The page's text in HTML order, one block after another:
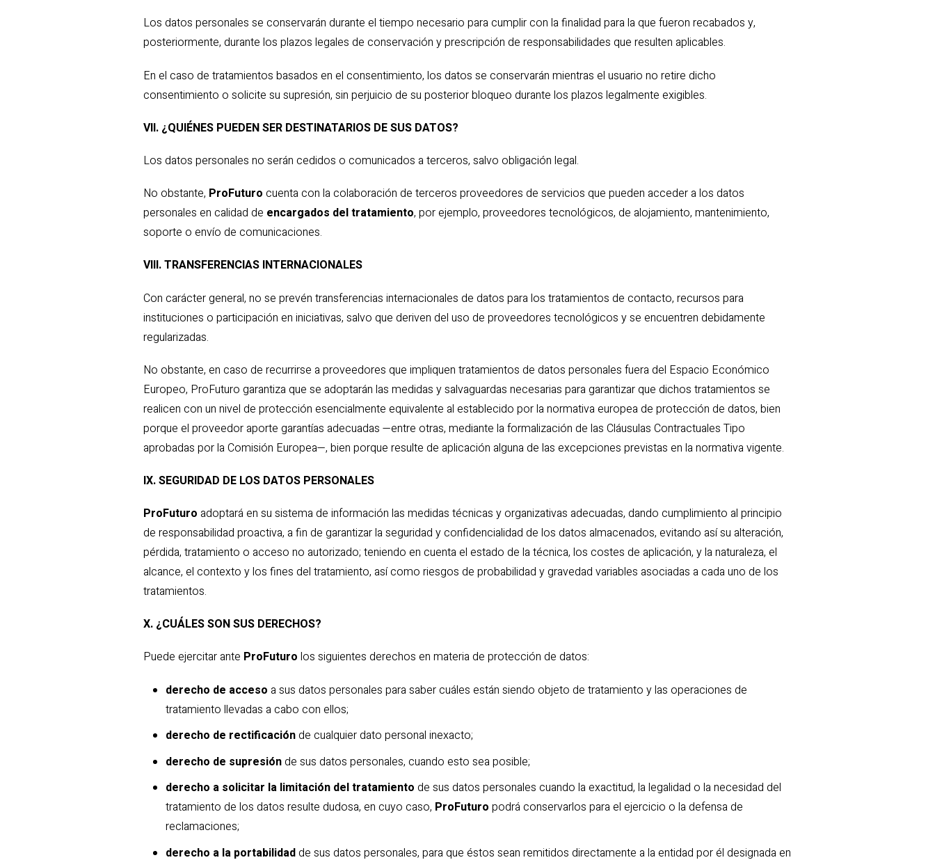
Los datos personales se conservarán durante el tiempo necesario para cumplir con la finalidad para la que fueron recabados y,
posteriormente, durante los plazos legales de conservación y prescripción de responsabilidades que resulten aplicables.
En el caso de tratamientos basados en el consentimiento, los datos se conservarán mientras el usuario no retire dicho
consentimiento o solicite su supresión, sin perjuicio de su posterior bloqueo durante los plazos legalmente exigibles.
VII. ¿QUIÉNES PUEDEN SER DESTINATARIOS DE SUS DATOS?
Los datos personales no serán cedidos o comunicados a terceros, salvo obligación legal.
No obstante, ProFuturo cuenta con la colaboración de terceros proveedores de servicios que pueden acceder a los datos
personales en calidad de encargados del tratamiento, por ejemplo, proveedores tecnológicos, de alojamiento, mantenimiento,
soporte o envío de comunicaciones.
VIII. TRANSFERENCIAS INTERNACIONALES
Con carácter general, no se prevén transferencias internacionales de datos para los tratamientos de contacto, recursos para
instituciones o participación en iniciativas, salvo que deriven del uso de proveedores tecnológicos y se encuentren debidamente
regularizadas.
No obstante, en caso de recurrirse a proveedores que impliquen tratamientos de datos personales fuera del Espacio Económico
Europeo, ProFuturo garantiza que se adoptarán las medidas y salvaguardas necesarias para garantizar que dichos tratamientos se
realicen con un nivel de protección esencialmente equivalente al establecido por la normativa europea de protección de datos, bien
porque el proveedor aporte garantías adecuadas —entre otras, mediante la formalización de las Cláusulas Contractuales Tipo
aprobadas por la Comisión Europea—, bien porque resulte de aplicación alguna de las excepciones previstas en la normativa vigente.
IX. SEGURIDAD DE LOS DATOS PERSONALES
ProFuturo adoptará en su sistema de información las medidas técnicas y organizativas adecuadas, dando cumplimiento al principio
de responsabilidad proactiva, a fin de garantizar la seguridad y confidencialidad de los datos almacenados, evitando así su alteración,
pérdida, tratamiento o acceso no autorizado; teniendo en cuenta el estado de la técnica, los costes de aplicación, y la naturaleza, el
alcance, el contexto y los fines del tratamiento, así como riesgos de probabilidad y gravedad variables asociadas a cada uno de los
tratamientos.
X. ¿CUÁLES SON SUS DERECHOS?
Puede ejercitar ante ProFuturo los siguientes derechos en materia de protección de datos:
derecho de acceso a sus datos personales para saber cuáles están siendo objeto de tratamiento y las operaciones de
tratamiento llevadas a cabo con ellos;
derecho de rectificaciónde cualquier dato personal inexacto;
derecho de supresiónde sus datos personales, cuando esto sea posible;
derecho a solicitar la limitación del tratamiento de sus datos personales cuando la exactitud, la legalidad o la necesidad del
tratamiento de los datos resulte dudosa, en cuyo caso, ProFuturo podrá conservarlos para el ejercicio o la defensa de
reclamaciones;
derecho a la portabilidadde sus datos personales, para que éstos sean remitidos directamente a la entidad por él designada en